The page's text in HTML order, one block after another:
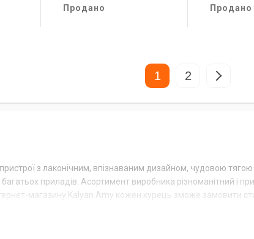
Продано Продано
1 2
з лаконічним, впізнаваним дизайном, чудовою
приладів. Асортимент виробника різноманітний і
магазину Kalyan Amy кожен курець зможе замовити